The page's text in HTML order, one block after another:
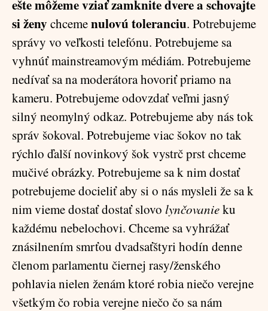
ešte môžeme vziať zamknite dvere a schovajte
si ženy chcemenulovú toleranciu. Potrebujeme
správy vo veľkosti telefónu. Potrebujeme sa
vyhnúť mainstreamovým médiám. Potrebujeme
nedívať sa na moderátora hovoriť priamo na
kameru. Potrebujeme odovzdať veľmi jasný
silný neomylný odkaz. Potrebujeme aby nás tok
správ šokoval. Potrebujeme viac šokov no tak
rýchlo ďalší novinkový šok vystrč prst chceme
mučivé obrázky. Potrebujeme sa k nim dostať
potrebujeme docieliť aby si o nás mysleli že sa k
nim vieme dostať dostať slovo lynčovanieku
každému nebelochovi. Chceme sa vyhrážať
znásilnením smrťou dvadsaťštyri hodín denne
členom parlamentu čiernej rasy/ženského
pohlavia nielen ženám ktoré robia niečo verejne
všetkým čo robia verejne niečo čo sa nám